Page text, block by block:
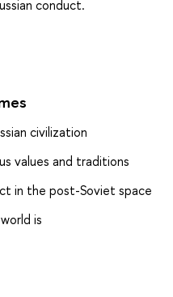
conduct.
civilization
values and traditions
in the post-Soviet space
is